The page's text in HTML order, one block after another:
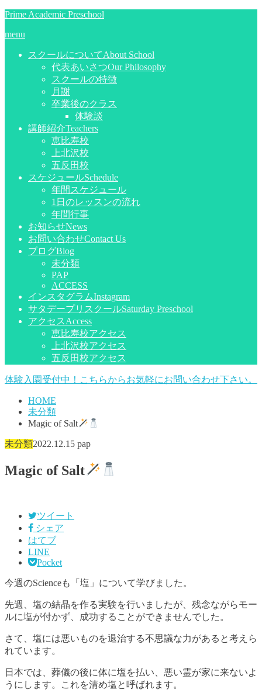
Prime Academic Preschool
menu
スクールについてAbout School
代表あいさつOur Philosophy
スクールの特徴
月謝
卒業後のクラス
体験談
講師紹介Teachers
恵比寿校
上北沢校
五反田校
スケジュールSchedule
年間スケジュール
1日のレッスンの流れ
年間行事
お知らせNews
お問い合わせContact Us
ブログBlog
未分類
PAP
ACCESS
インスタグラムInstagram
サタデープリスクールSaturday Preschool
アクセスAccess
恵比寿校アクセス
上北沢校アクセス
五反田校アクセス
体験入園受付中！こちらからお気軽にお問い合わせ下さい。
HOME
未分類
Magic of Salt
未分類2022.12.15 pap
Magic of Salt
ツイート
シェア
はてブ
LINE
Pocket
今週のScienceも「塩」について学びました。
先週、塩の結晶を作る実験を行いましたが、残念ながらモー
ルに塩が付かず、成功することができませんでした。
さて、塩には悪いものを退治する不思議な力があると考えら
れています。
日本では、葬儀の後に体に塩を払い、悪い霊が家に来ないよ
うにします。これを清め塩と呼ばれます。